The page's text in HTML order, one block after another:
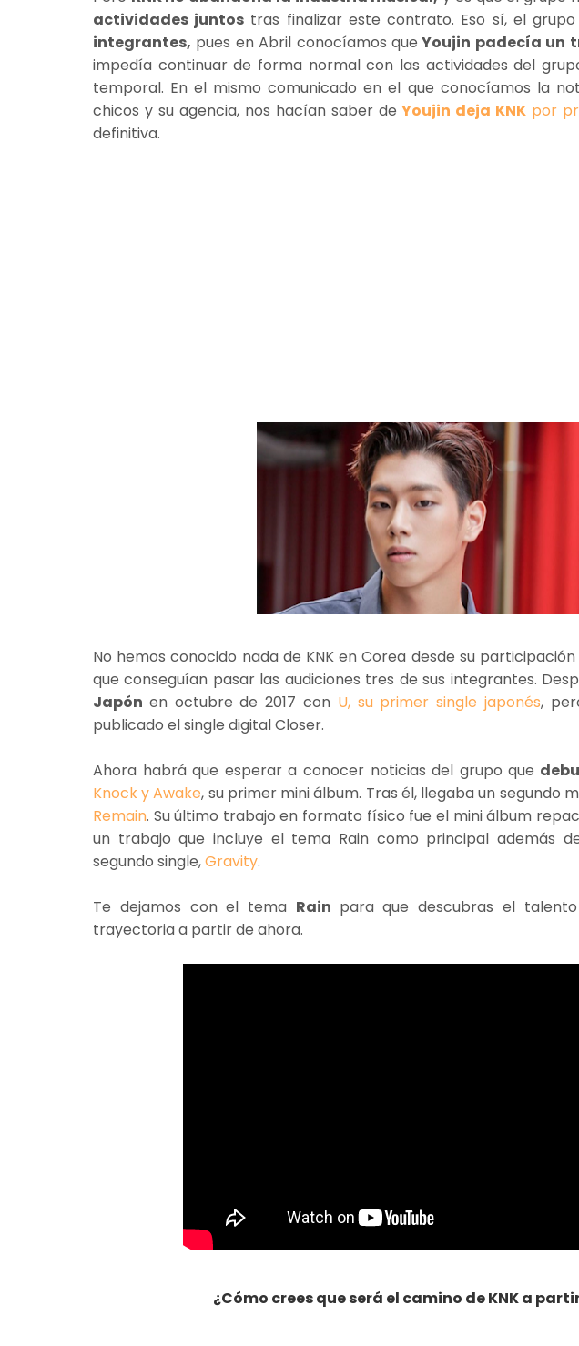
actividades juntos tras finalizar este contrato. Eso sí, el
integrantes, pues en Abril conocíamos que Youjin padecía un
impedía continuar de forma normal con las actividades del
temporal. En el mismo comunicado en el que conocíamos la
chicos y su agencia, nos hacían saber de Youjin deja KNK por
definitiva.
No hemos conocido nada de KNK en Corea desde su
que conseguían pasar las audiciones tres de sus integrantes.
Japón en octubre de 2017 con U, su primer single japonés,
publicado el single digital Closer.
Ahora habrá que esperar a conocer noticias del grupo que
Knock y Awake, su primer mini álbum. Tras él, llegaba un segundo
Remain. Su último trabajo en formato físico fue el mini álbum
un trabajo que incluye el tema Rain como principal además
segundo single,Gravity.
Te dejamos con el tema Rain para que descubras el
trayectoria a partir de ahora.
¿Cómo crees que será el camino de KNK a